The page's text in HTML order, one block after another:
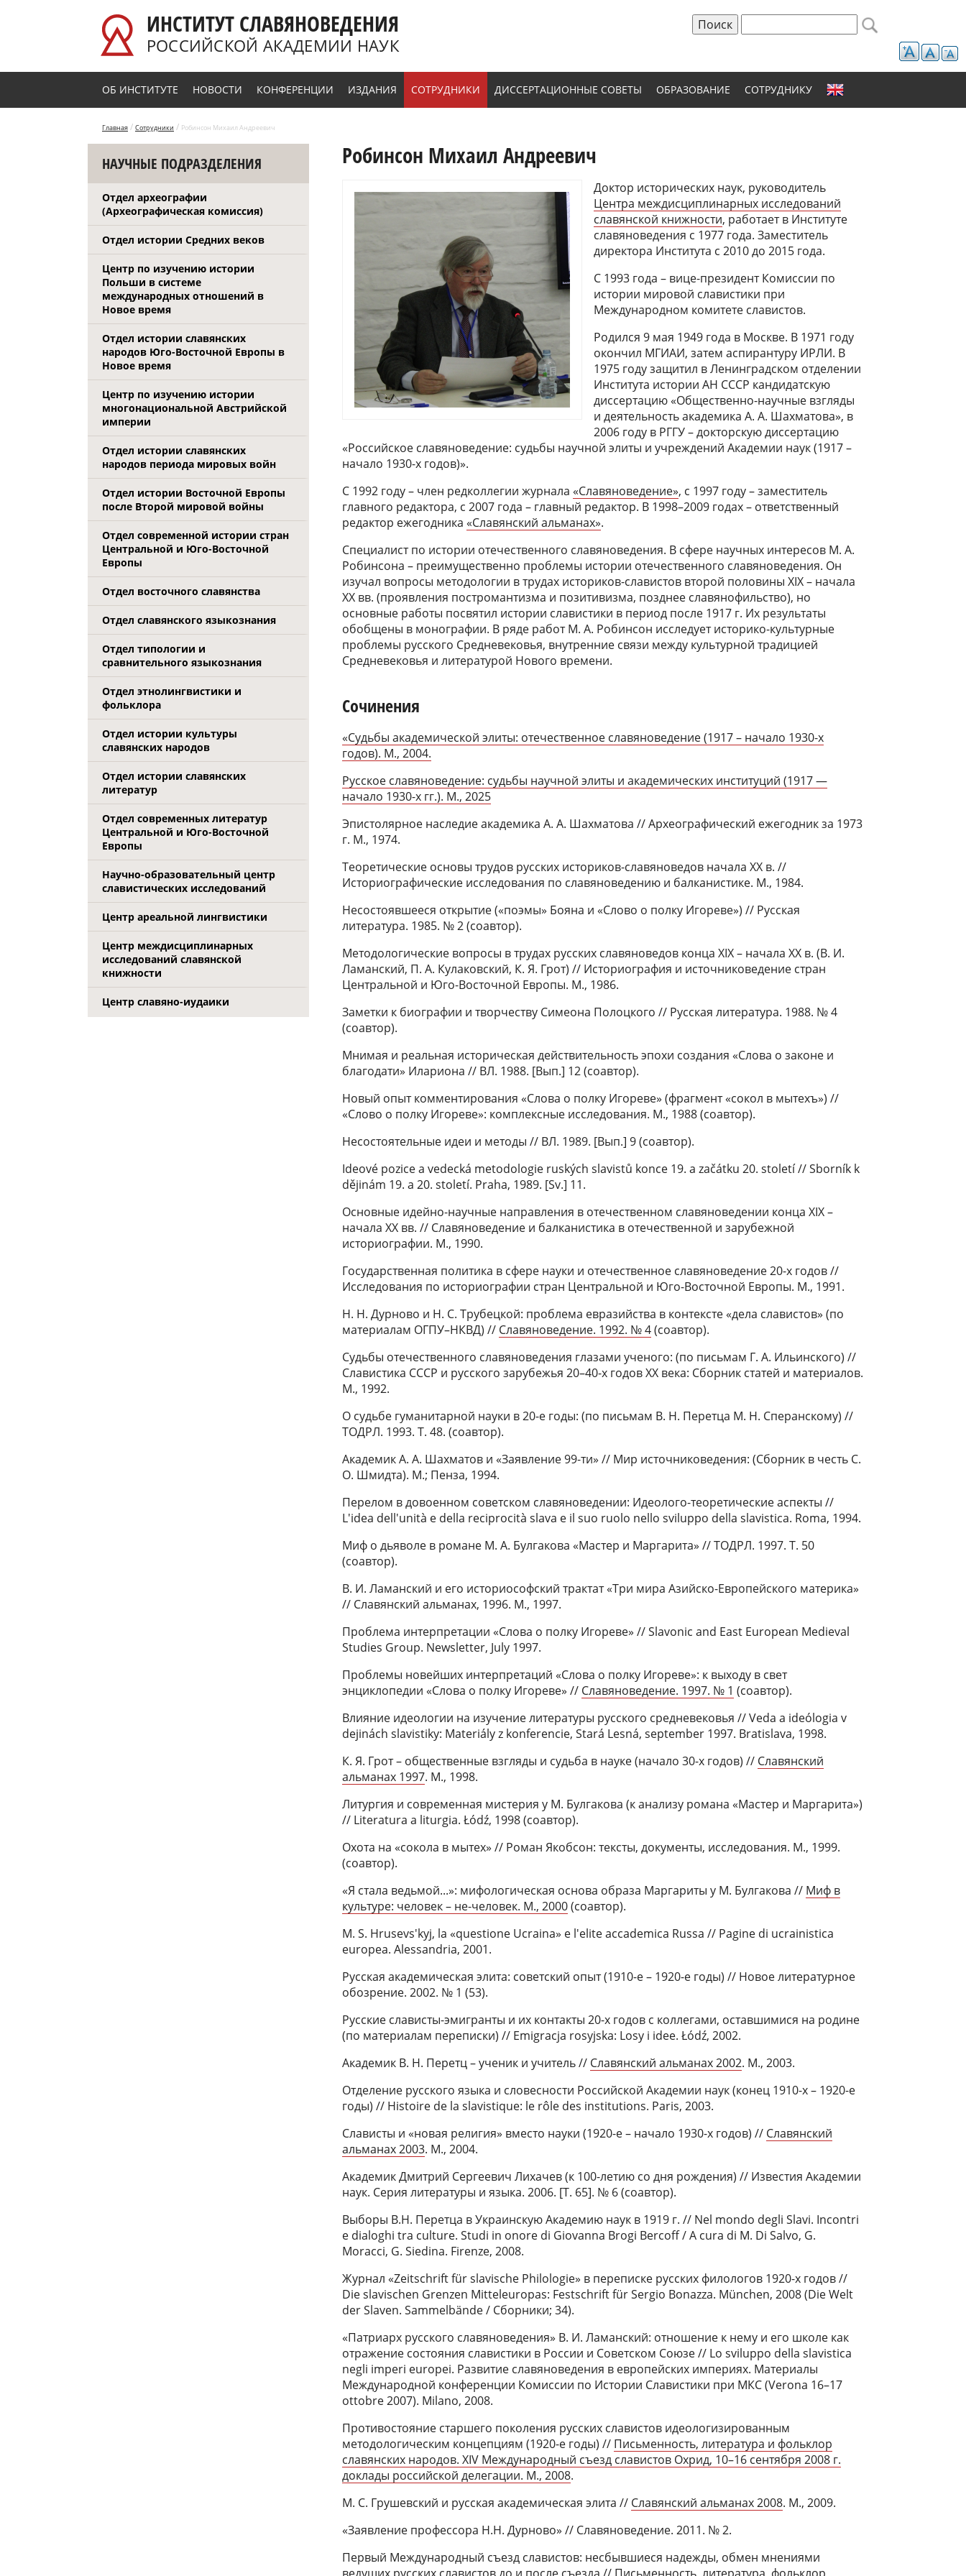
ИНСТИТУТ СЛАВЯНОВЕДЕНИЯ
РОССИЙСКОЙ АКАДЕМИИ НАУК Форма поиска
ОБ ИНСТИТУТЕ НОВОСТИ КОНФЕРЕНЦИИ ИЗДАНИЯ СОТРУДНИКИ ДИССЕРТАЦИОННЫЕ СОВЕТЫ ОБРАЗОВАНИЕ СОТРУДНИКУ
Главная / Сотрудники / Робинсон Михаил Андреевич
НАУЧНЫЕ ПОДРАЗДЕЛЕНИЯ
Отдел археографии
(Археографическая комиссия)
Отдел истории Средних веков
Центр по изучению истории
Польши в системе
международных отношений в
Новое время
Отдел истории славянских
народов Юго-Восточной Европы в
Новое время
Центр по изучению истории
многонациональной Австрийской
империи
Отдел истории славянских
народов периода мировых войн
Отдел истории Восточной Европы
после Второй мировой войны
Отдел современной истории стран
Центральной и Юго-Восточной
Европы
Отдел восточного славянства
Отдел славянского языкознания
Отдел типологии и
сравнительного языкознания
Отдел этнолингвистики и
фольклора
Отдел истории культуры
славянских народов
Отдел истории славянских
литератур
Отдел современных литератур
Центральной и Юго-Восточной
Европы
Научно-образовательный центр
славистических исследований
Центр ареальной лингвистики
Центр междисциплинарных
исследований славянской
книжности
Центр славяно-иудаики
Робинсон Михаил Андреевич
Доктор исторических наук, руководитель
Центра междисциплинарных исследований
славянской книжности, работает в Институте
славяноведения с 1977 года. Заместитель
директора Института с 2010 до 2015 года.
С 1993 года – вице-президент Комиссии по
истории мировой славистики при
Международном комитете славистов.
Родился 9 мая 1949 года в Москве. В 1971 году
окончил МГИАИ, затем аспирантуру ИРЛИ. В
1975 году защитил в Ленинградском отделении
Института истории АН СССР кандидатскую
диссертацию «Общественно-научные взгляды
и деятельность академика А. А. Шахматова», в
2006 году в РГГУ – докторскую диссертацию
«Российское славяноведение: судьбы научной элиты и учреждений Академии наук (1917 –
начало 1930-х годов)».
С 1992 году – член редколлегии журнала «Славяноведение», с 1997 году – заместитель
главного редактора, с 2007 года – главный редактор. В 1998–2009 годах – ответственный
редактор ежегодника «Славянский альманах».
Специалист по истории отечественного славяноведения. В сфере научных интересов М. А.
Робинсона – преимущественно проблемы истории отечественного славяноведения. Он
изучал вопросы методологии в трудах историков-славистов второй половины XIX – начала
XX вв. (проявления постромантизма и позитивизма, позднее славянофильство), но
основные работы посвятил истории славистики в период после 1917 г. Их результаты
обобщены в монографии. В ряде работ М. А. Робинсон исследует историко-культурные
проблемы русского Средневековья, внутренние связи между культурной традицией
Средневековья и литературой Нового времени.
Сочинения
«Судьбы академической элиты: отечественное славяноведение (1917 – начало 1930-х
годов). М., 2004.
Русское славяноведение: судьбы научной элиты и академических институций (1917 —
начало 1930-х гг.). М., 2025
Эпистолярное наследие академика А. А. Шахматова // Археографический ежегодник за 1973
г. М., 1974.
Теоретические основы трудов русских историков-славяноведов начала ХХ в. //
Историографические исследования по славяноведению и балканистике. М., 1984.
Несостоявшееся открытие («поэмы» Бояна и «Слово о полку Игореве») // Русская
литература. 1985. № 2 (соавтор).
Методологические вопросы в трудах русских славяноведов конца XIX – начала XX в. (В. И.
Ламанский, П. А. Кулаковский, К. Я. Грот) // Историография и источниковедение стран
Центральной и Юго-Восточной Европы. М., 1986.
Заметки к биографии и творчеству Симеона Полоцкого // Русская литература. 1988. № 4
(соавтор).
Мнимая и реальная историческая действительность эпохи создания «Слова о законе и
благодати» Илариона // ВЛ. 1988. [Вып.] 12 (соавтор).
Новый опыт комментирования «Слова о полку Игореве» (фрагмент «сокол в мытехъ») //
«Слово о полку Игореве»: комплексные исследования. М., 1988 (соавтор).
Несостоятельные идеи и методы // ВЛ. 1989. [Вып.] 9 (соавтор).
Ideové pozice a vedecká metodologie ruských slаvistů konce 19. a začátku 20. století // Sborník k
dějinám 19. a 20. století. Praha, 1989. [Sv.] 11.
Основные идейно-научные направления в отечественном славяноведении конца XIX –
начала XX вв. // Славяноведение и балканистика в отечественной и зарубежной
историографии. М., 1990.
Государственная политика в сфере науки и отечественное славяноведение 20-х годов //
Исследования по историографии стран Центральной и Юго-Восточной Европы. М., 1991.
Н. Н. Дурново и Н. С. Трубецкой: проблема евразийства в контексте «дела славистов» (по
материалам ОГПУ–НКВД) // Славяноведение. 1992. № 4(соавтор).
Судьбы отечественного славяноведения глазами ученого: (по письмам Г. А. Ильинского) //
Славистика СССР и русского зарубежья 20–40-х годов XX века: Сборник статей и материалов.
М., 1992.
О судьбе гуманитарной науки в 20-е годы: (по письмам В. Н. Перетца М. Н. Сперанскому) //
ТОДРЛ. 1993. Т. 48. (соавтор).
Академик А. А. Шахматов и «Заявление 99-ти» // Мир источниковедения: (Сборник в честь С.
О. Шмидта). М.; Пенза, 1994.
Перелом в довоенном советском славяноведении: Идеолого-теоретические аспекты //
L'idea dell'unità e della reciprocità slava e il suo ruolo nello sviluppo della slavistica. Roma, 1994.
Миф о дьяволе в романе М. А. Булгакова «Мастер и Маргарита» // ТОДРЛ. 1997. Т. 50
(соавтор).
В. И. Ламанский и его историософский трактат «Три мира Азийско-Европейского материка»
// Славянский альманах, 1996. М., 1997.
Проблема интерпретации «Слова о полку Игореве» // Slavonic and East European Medieval
Studies Group. Newsletter, July 1997.
Проблемы новейших интерпретаций «Слова о полку Игореве»: к выходу в свет
энциклопедии «Слова о полку Игореве» // Славяноведение. 1997. № 1 (соавтор).
Влияние идеологии на изучение литературы русского средневековья // Veda a ideólоgia v
dejinách slavistiky: Materiály z konferencie, Stará Lesná, september 1997. Bratislava, 1998.
К. Я. Грот – общественные взгляды и судьба в науке (начало 30-х годов) // Славянский
альманах 1997. М., 1998.
Литургия и современная мистерия у М. Булгакова (к анализу романа «Мастер и Маргарита»)
// Literatura a liturgia. Łódź, 1998 (соавтор).
Охота на «сокола в мытех» // Роман Якобсон: тексты, документы, исследования. М., 1999.
(соавтор).
«Я стала ведьмой...»: мифологическая основа образа Маргариты у М. Булгакова // Миф в
культуре: человек – не-человек. М., 2000(соавтор).
M. S. Hrusevs'kyj, la «questione Ucraina» e l'elite accademica Russa // Pagine di ucrainistica
europea. Alessandria, 2001.
Русская академическая элита: советский опыт (1910-е – 1920-е годы) // Новое литературное
обозрение. 2002. № 1 (53).
Русские слависты-эмигранты и их контакты 20-х годов с коллегами, оставшимися на родине
(по материалам переписки) // Emigracja rosyjska: Losy i idee. Łódź, 2002.
Академик В. Н. Перетц – ученик и учитель // Славянский альманах 2002. М., 2003.
Отделение русского языка и словесности Российской Академии наук (конец 1910-х – 1920-е
годы) // Histoire de la slavistique: le rôle des institutions. Paris, 2003.
Слависты и «новая религия» вместо науки (1920-е – начало 1930-х годов) // Славянский
альманах 2003. М., 2004.
Академик Дмитрий Сергеевич Лихачев (к 100-летию со дня рождения) // Известия Академии
наук. Серия литературы и языка. 2006. [Т. 65]. № 6 (соавтор).
Выборы В.Н. Перетца в Украинскую Академию наук в 1919 г. // Nel mondo degli Slavi. Incontri
e dialoghi tra culture. Studi in onore di Giovanna Brogi Bercoff / A cura di M. Di Salvo, G.
Moracci, G. Siedina. Firenze, 2008.
Журнал «Zeitschrift für slavische Philologie» в переписке русских филологов 1920-х годов //
Die slavischen Grenzen Mitteleuropas: Festschrift für Sergio Bonazza. München, 2008 (Die Welt
der Slaven. Sammelbände / Сборники; 34).
«Патриарх русского славяноведения» В. И. Ламанский: отношение к нему и его школе как
отражение состояния славистики в России и Советском Союзе // Lo sviluppo della slavistica
negli imperi europei. Развитие славяноведения в европейских империях. Материалы
Международной конференции Комиссии по Истории Славистики при МКС (Verona 16–17
ottobre 2007). Milano, 2008.
Противостояние старшего поколения русских славистов идеологизированным
методологическим концепциям (1920-е годы) // Письменность, литература и фольклор
славянских народов. XIV Международный съезд славистов Охрид, 10–16 сентября 2008 г.
доклады российской делегации. М., 2008.
М. С. Грушевский и русская академическая элита // Славянский альманах 2008. М., 2009.
«Заявление профессора Н.Н. Дурново» // Славяноведение. 2011. № 2.
Первый Международный съезд славистов: несбывшиеся надежды, обмен мнениями
ведущих русских славистов до и после съезда // Письменность, литература, фольклор